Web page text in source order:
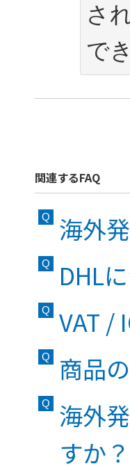
さ
関連するFAQ
海外
DHL
VAT /
商品
海外
すか？